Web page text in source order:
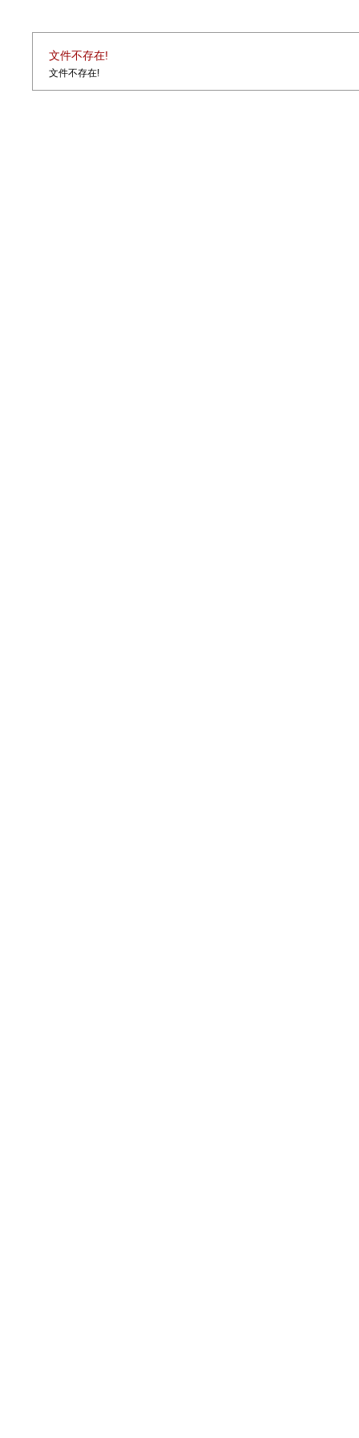
文件不存在!
文件不存在!